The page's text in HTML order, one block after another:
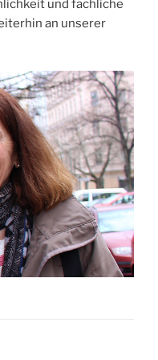
und fachliche
an unserer